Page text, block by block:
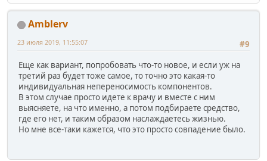
Amblerv
#9
23 июля 2019, 11:55:07
Еще как вариант, попробовать что-то новое, и если уж на
третий раз будет тоже самое, то точно это какая-то
индивидуальная непереносимость компонентов.
В этом случае просто идете к врачу и вместе с ним
выясняете, на что именно, а потом подбираете средство,
где его нет, и таким образом наслаждаетесь жизнью.
Но мне все-таки кажется, что это просто совпадение было.